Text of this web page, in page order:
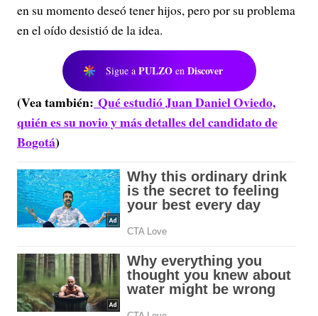
en su momento deseó tener hijos, pero por su problema
en el oído desistió de la idea.
Sigue a PULZO en Discover
(Vea también: Qué estudió Juan Daniel Oviedo,
quién es su novio y más detalles del candidato de
Bogotá)